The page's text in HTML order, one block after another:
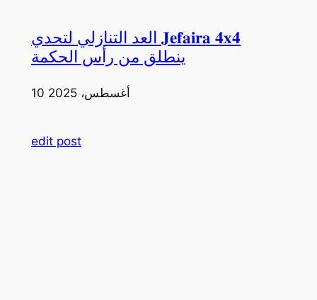
العد التنازلي لتحدي 𝐉𝐞𝐟𝐚𝐢𝐫𝐚 𝟒𝐱𝟒
ينطلق من رأس الحكمة
10 أغسطس، 2025
edit post